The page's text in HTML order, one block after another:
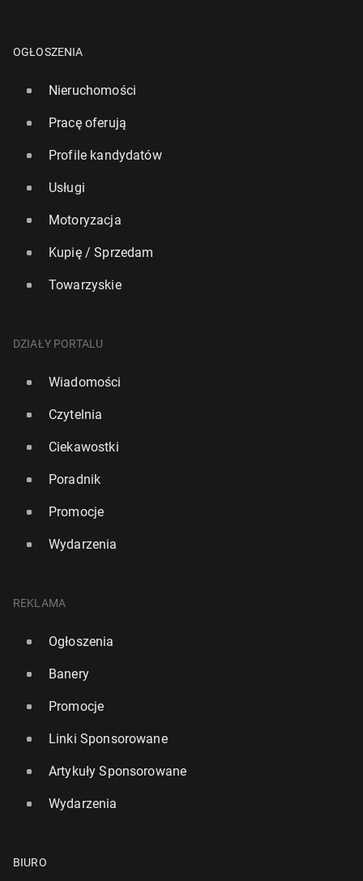
OGŁOSZENIA
Nieruchomości
Pracę oferują
Profile kandydatów
Usługi
Motoryzacja
Kupię / Sprzedam
Towarzyskie
DZIAŁY PORTALU
Wiadomości
Czytelnia
Ciekawostki
Poradnik
Promocje
Wydarzenia
REKLAMA
Ogłoszenia
Banery
Promocje
Linki Sponsorowane
Artykuły Sponsorowane
Wydarzenia
BIURO